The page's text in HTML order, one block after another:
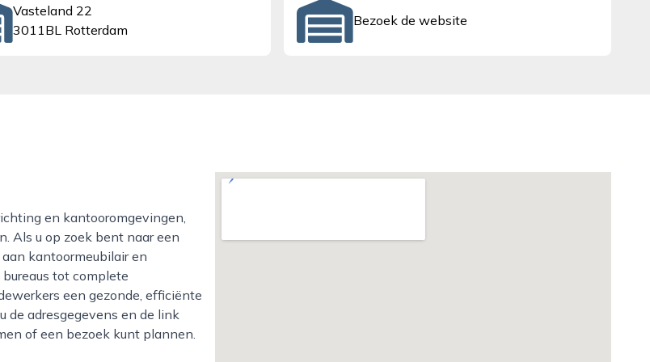
Vasteland 22
3011BL Rotterdam
Bezoek de website
Als u op zoek bent naar een
kantoormeubilair en
tot complete
een gezonde, efficiënte
de adresgegevens en de link
of een bezoek kunt plannen.